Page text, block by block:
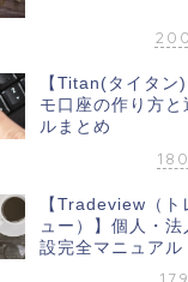
【Titan(タイタン
モ口座の作り方と
ルまとめ
【Tradeview（ト
ュー）】個人・法
設完全マニュアル